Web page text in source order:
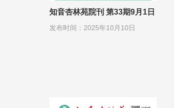
知音杏林苑院刊 第33期9月1日
发布时间：2025年10月10日